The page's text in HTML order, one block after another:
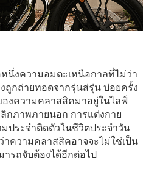
นึ่งความอมตะเหนือกาลที่ไม่ว่า
ถูกถ่ายทอดจากรุ่นส่รุ่น บ่อยครั้ง
งความคลาสสิคมาอยู่ในไลฟ์
กภาพภายนอก การแต่งกาย
ประจำติดตัวในชีวิตประจำวัน
าความคลาสสิคอาจจะไม่ใช่เป็น
ารถจับต้องได้อีกต่อไป